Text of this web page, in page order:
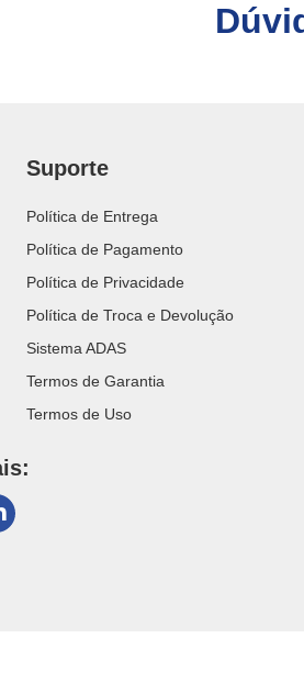
Suporte
Política de Entrega
Política de Pagamento
Política de Privacidade
Política de Troca e Devolução
Sistema ADAS
Termos de Garantia
Termos de Uso